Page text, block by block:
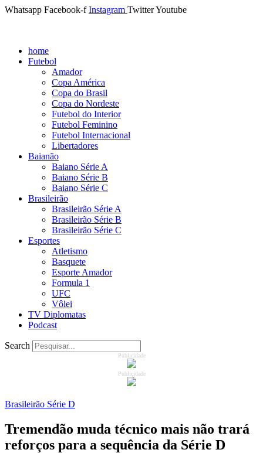
Whatsapp Facebook-f Instagram TwitterYoutube
home
Futebol
Amador
Copa América
Copa do Brasil
Copa do Nordeste
Futebol do Interior
Futebol Feminino
Futebol Internacional
Libertadores
Baianão
Baiano Série A
Baiano Série B
Baiano Série C
Brasileirão
Brasileirão Série A
Brasileirão Série B
Brasileirão Série C
Esportes
Atletismo
Basquete
Esporte Amador
Formula 1
UFC
Vôlei
TV Diplomatas
Podcast
Search
Publicidade
Publicidade
Brasileirão Série D
Tremendão muda técnico mais não trará
reforços para a sequência da Série D